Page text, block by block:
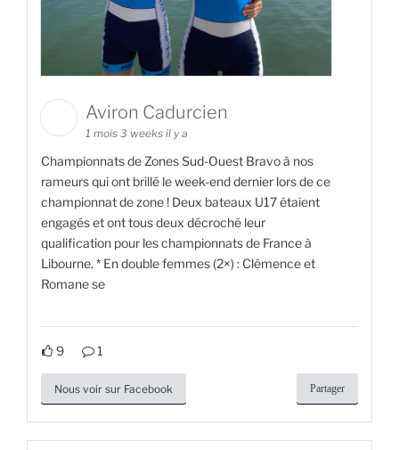
Aviron Cadurcien
1 mois 3 weeks il y a
Championnats de Zones Sud-Ouest Bravo à nos
rameurs qui ont brillé le week-end dernier lors de ce
championnat de zone ! Deux bateaux U17 étaient
engagés et ont tous deux décroché leur
qualification pour les championnats de France à
Libourne. * En double femmes (2×) : Clémence et
Romane se
9 1
Nous voir sur Facebook Partager